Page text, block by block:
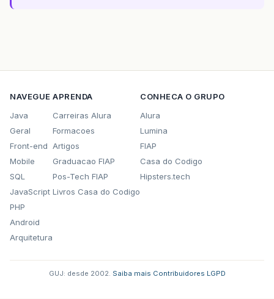
NAVEGUE
Java
Geral
Front-end
Mobile
SQL
JavaScript
PHP
Android
Arquitetura
APRENDA
Carreiras Alura
Formacoes
Artigos
Graduacao FIAP
Pos-Tech FIAP
Livros Casa do Codigo
CONHECA O GRUPO
Alura
Lumina
FIAP
Casa do Codigo
Hipsters.tech
GUJ: desde 2002. Saiba mais Contribuidores LGPD